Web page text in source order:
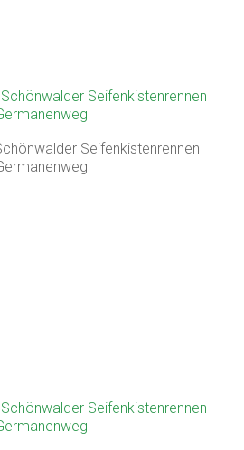
Seifenkistenrennen